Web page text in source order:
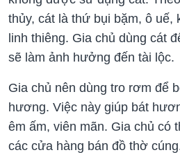
thủy, cát là thứ bụi bặm, ô uế,
linh thiêng. Gia chủ dùng cát
sẽ làm ảnh hưởng đến tài lộc.
Gia chủ nên dùng tro rơm để
hương. Việc này giúp bát
êm ấm, viên mãn. Gia chủ có
các cửa hàng bán đồ thờ